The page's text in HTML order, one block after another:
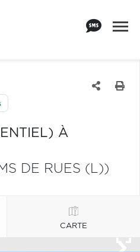
À
DE RUES (L))
CARTE